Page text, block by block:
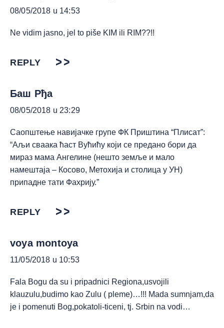
08/05/2018 u 14:53
Ne vidim jasno, jel to piše KIM ili RIM??!!
REPLY
Баш Рђа
08/05/2018 u 23:29
Саопштење навијачке групе ФК Приштина “Плисат”:
“Аљи сваака ћаст Вућићу који се предано бори да
мираз мама Ангелине (нешто земље и мало
намештаја – Косово, Метохија и столица у УН)
припадне тати Фахрију.”
REPLY
voya montoya
11/05/2018 u 10:53
Fala Bogu da su i pripadnici Regiona,usvojili
klauzulu,budimo kao Zulu ( pleme)…!!! Mada sumnjam,da
je i pomenuti Bog,pokatoli-ticeni, tj. Srbin na vodi…